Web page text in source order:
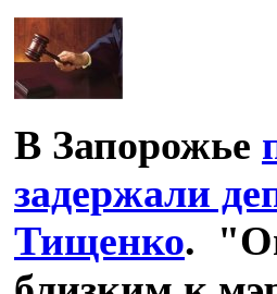
В Запорожье
задержали
Тищенко.